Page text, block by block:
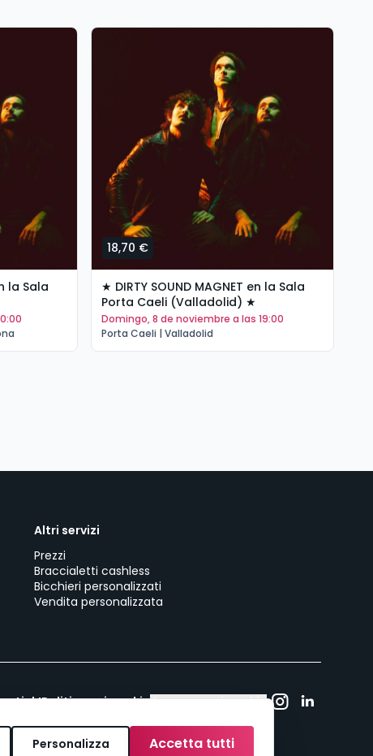
18,70 €
★ DIRTY SOUND MAGNET en la Sala
Porta Caeli (Valladolid) ★
domingo, 8 de noviembre a las 19:00
Porta Caeli | Valladolid
Altri servizi
Prezzi
Braccialetti cashless
Bicchieri personalizzati
Vendita personalizzata
Politica sui cookieConsenso ai cookie
Personalizza Accetta tutti